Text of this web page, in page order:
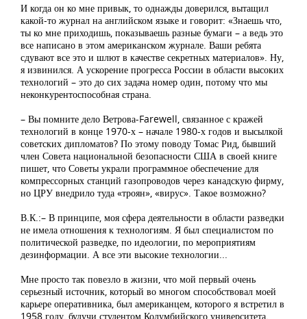
И когда он ко мне привык, то однажды доверился, вытащил
какой-то журнал на английском языке и говорит: «Знаешь что,
ты ко мне приходишь, показываешь разные бумаги – а ведь это
все написано в этом американском журнале. Ваши ребята
сдувают все это и шлют в качестве секретных материалов». Ну,
я извинился. А ускорение прогресса России в области высоких
технологий – это до сих задача номер один, потому что мы
неконкурентоспособная страна.
– Вы помните дело Ветрова-Farewell, связанное с кражей
технологий в конце 1970-х – начале 1980-х годов и высылкой
советских дипломатов? По этому поводу Томас Рид, бывший
член Совета национальной безопасности США в своей книге
пишет, что Советы украли программное обеспечение для
компрессорных станций газопроводов через канадскую фирму,
но ЦРУ внедрило туда «троян», «вирус». Такое возможно?
В.К.:– В принципе, моя сфера деятельности в области разведки
не имела отношения к технологиям. Я был специалистом по
политической разведке, по идеологии, по мероприятиям
дезинформации. А все эти высокие технологии...
Мне просто так повезло в жизни, что мой первый очень
серьезный источник, который во многом способствовал моей
карьере оперативника, был американцем, которого я встретил в
1958 году, будучи студентом Колумбийского университета.